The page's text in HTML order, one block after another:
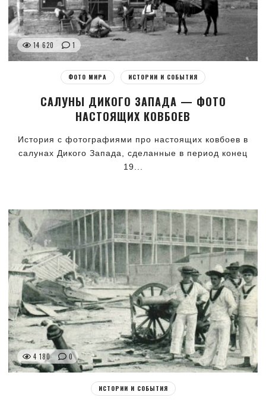
14 620 1
ФОТО МИРА ИСТОРИИ И СОБЫТИЯ
САЛУНЫ ДИКОГО ЗАПАДА — ФОТО
НАСТОЯЩИХ КОВБОЕВ
История с фотографиями про настоящих ковбоев в
салунах Дикого Запада, сделанные в период конец
19...
4 180 0
ИСТОРИИ И СОБЫТИЯ